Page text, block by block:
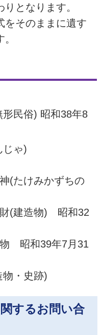
となります。
をそのままに遺す
民俗) 昭和38年8
じゃ)
(たけみかずちの
財(建造物) 昭和32
物 昭和39年7月31
物・史跡)
するお問い合